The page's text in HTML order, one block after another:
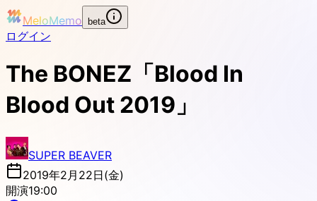
MeloMemo beta
ログイン
The BONEZ「Blood In
Blood Out 2019」
SUPER BEAVER
2019年2月22日(金)
開演19:00